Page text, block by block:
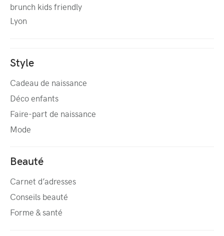
brunch kids friendly
Lyon
Style
Cadeau de naissance
Déco enfants
Faire-part de naissance
Mode
Beauté
Carnet d’adresses
Conseils beauté
Forme & santé